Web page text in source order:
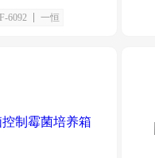
6092 一恒